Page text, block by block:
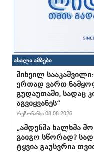
ახალი ამბები
მიხეილ
ერთად ვართ
გუდაუთაში, სადაც
აგვიყვანეს“
რეზონანსი 08.08.2026
„ამდენმა ხალხმა
გაიგო სწორად?
ტყვია გაუსვრია